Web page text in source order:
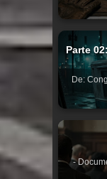
Parte
De:
-